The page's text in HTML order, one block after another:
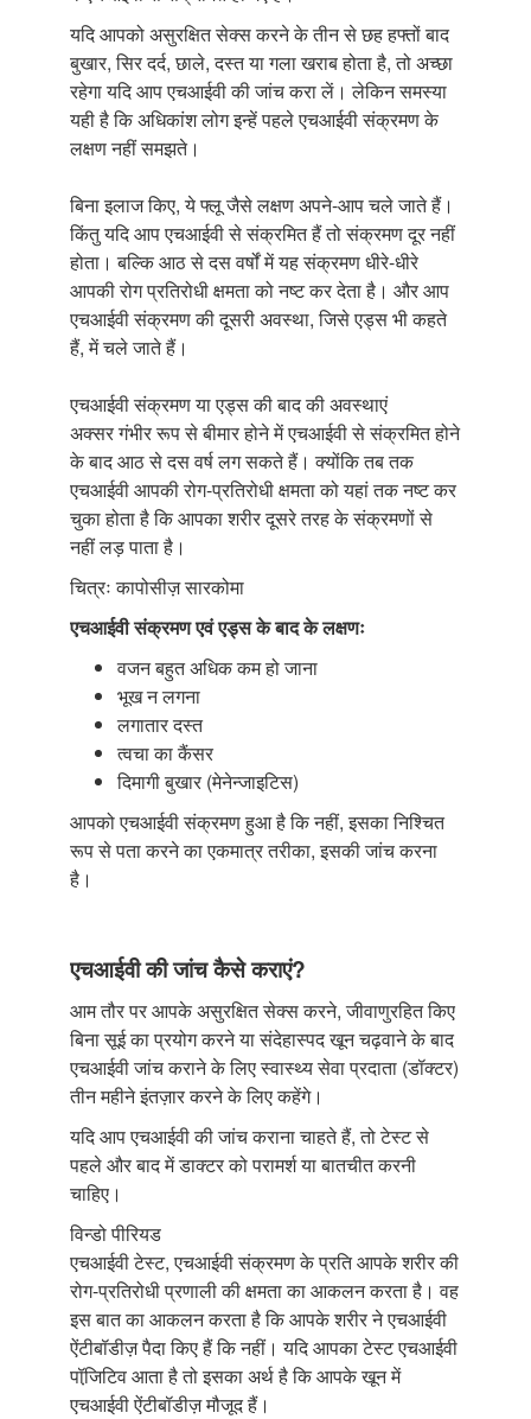
यदि आपको असुरक्षित सेक्स करने के तीन से छह हफ्तों बाद
बुखार, सिर दर्द, छाले, दस्त या गला खराब होता है, तो अच्छा
रहेगा यदि आप एचआईवी की जांच करा लें। लेकिन समस्या
यही है कि अधिकांश लोग इन्हें पहले एचआईवी संक्रमण के
लक्षण नहीं समझते।
बिना इलाज किए, ये फ्लू जैसे लक्षण अपने-आप चले जाते हैं।
किंतु यदि आप एचआईवी से संक्रमित हैं तो संक्रमण दूर नहीं
होता। बल्कि आठ से दस वर्षों में यह संक्रमण धीरे-धीरे
आपकी रोग प्रतिरोधी क्षमता को नष्ट कर देता है। और आप
एचआईवी संक्रमण की दूसरी अवस्था, जिसे एड्स भी कहते
हैं, में चले जाते हैं।
एचआईवी संक्रमण या एड्स की बाद की अवस्थाएं
अक्सर गंभीर रूप से बीमार होने में एचआईवी से संक्रमित होने
के बाद आठ से दस वर्ष लग सकते हैं। क्योंकि तब तक
एचआईवी आपकी रोग-प्रतिरोधी क्षमता को यहां तक नष्ट कर
चुका होता है कि आपका शरीर दूसरे तरह के संक्रमणों से
नहीं लड़ पाता है।
चित्रः कापोसीज़ सारकोमा
एचआईवी संक्रमण एवं एड्स के बाद के लक्षणः
वजन बहुत अधिक कम हो जाना
भूख न लगना
लगातार दस्त
त्वचा का कैंसर
दिमागी बुखार (मेनेन्जाइटिस)
आपको एचआईवी संक्रमण हुआ है कि नहीं, इसका निश्चित
रूप से पता करने का एकमात्र तरीका, इसकी जांच करना
है।
एचआईवी की जांच कैसे कराएं?
आम तौर पर आपके असुरक्षित सेक्स करने, जीवाणुरहित किए
बिना सूई का प्रयोग करने या संदेहास्पद खून चढ़वाने के बाद
एचआईवी जांच कराने के लिए स्वास्थ्य सेवा प्रदाता (डॉक्टर)
तीन महीने इंतज़ार करने के लिए कहेंगे।
यदि आप एचआईवी की जांच कराना चाहते हैं, तो टेस्ट से
पहले और बाद में डाक्टर को परामर्श या बातचीत करनी
चाहिए।
विन्डो पीरियड
एचआईवी टेस्ट, एचआईवी संक्रमण के प्रति आपके शरीर की
रोग-प्रतिरोधी प्रणाली की क्षमता का आकलन करता है। वह
इस बात का आकलन करता है कि आपके शरीर ने एचआईवी
ऐंटीबॉडीज़ पैदा किए हैं कि नहीं। यदि आपका टेस्ट एचआईवी
पॉजि़टिव आता है तो इसका अर्थ है कि आपके खून में
एचआईवी ऐंटीबॉडीज़ मौजूद हैं।